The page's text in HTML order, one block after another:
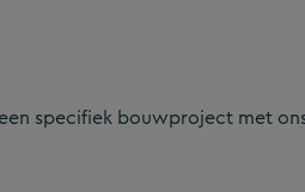
specifiek bouwproject met